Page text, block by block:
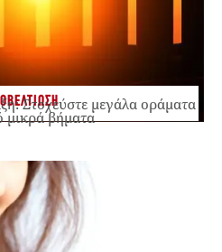
Στοχεύστε μεγάλα οράματα
μικρά βήματα